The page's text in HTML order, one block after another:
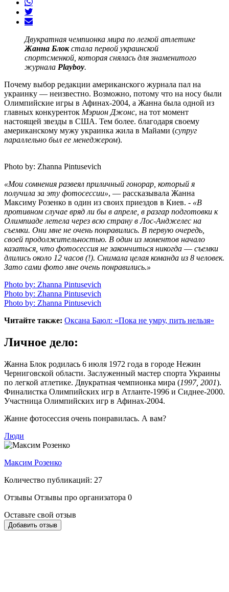
Двукратная чемпионка мира по легкой атлетике
Жанна Блокстала первой украинской
спортсменкой, которая снялась для знаменитого
журнала Playboy.
Почему выбор редакции американского журнала пал на
украинку — неизвестно. Возможно, потому что на носу были
Олимпийские игры в Афинах-2004, а Жанна была одной из
главных конкуренток Мэрион Джонс, на тот момент
настоящей звезды в США. Тем более. благодаря своему
американскому мужу украинка жила в Майами (супруг
параллельно был ее менеджером).
Photo by: Zhanna Pintusevich
«Мои сомнения развеял приличный гонорар, который я
получила за эту фотосессии», — рассказывала Жанна
Максиму Розенко в один из своих приездов в Киев. - «В
противном случае вряд ли бы в апреле, в разгар подготовки к
Олимпиаде летела через всю страну в Лос-Анджелес на
съемки. Они мне не очень понравились. В первую очередь,
своей продолжительностью. В один из моментов начало
казаться, что фотосессия не закончиться никогда — съемки
длились около 12 часов (!). Снимала целая команда из 8 человек.
Зато сами фото мне очень понравились.»
Photo by: Zhanna Pintusevich
Photo by: Zhanna Pintusevich
Photo by: Zhanna Pintusevich
Читайте также: Оксана Баюл: «Пока не умру, пить нельзя»
Личное дело:
Жанна Блок родилась 6 июля 1972 года в городе Нежин
Черниговской области. Заслуженный мастер спорта Украины
по легкой атлетике. Двукратная чемпионка мира (1997, 2001).
Финалистка Олимпийских игр в Атланте-1996 и Сиднее-2000.
Участница Олимпийских игр в Афинах-2004.
Жанне фотосессия очень понравилась. А вам?
Люди
Максим Розенко
Количество публикаций: 27
Отзывы Отзывы про организатора 0
Оставьте свой отзыв
Добавить отзыв